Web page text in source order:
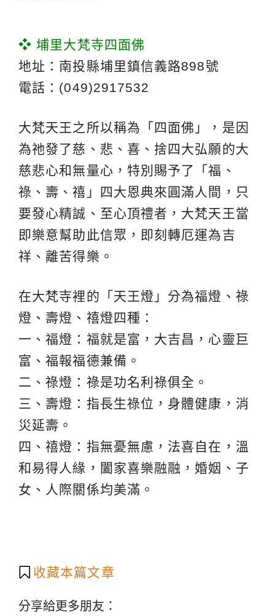
❖ 埔里大梵寺四面佛
地址：南投縣埔里鎮信義路898號
電話：(049)2917532
大梵天王之所以稱為「四面佛」，是因
為祂發了慈、悲、喜、捨四大弘願的大
慈悲心和無量心，特別賜予了「福、
祿、壽、禧」四大恩典來圓滿人間，只
要發心精誠、至心頂禮者，大梵天王當
即樂意幫助此信眾，即刻轉厄運為吉
祥、離苦得樂。
在大梵寺裡的「天王燈」分為福燈、祿
燈、壽燈、禧燈四種：
一、福燈：福就是富，大吉昌，心靈巨
富、福報福德兼備。
二、祿燈：祿是功名利祿俱全。
三、壽燈：指長生祿位，身體健康，消
災延壽。
四、禧燈：指無憂無慮，法喜自在，溫
和易得人緣，闔家喜樂融融，婚姻、子
女、人際關係均美滿。
收藏本篇文章
分享給更多朋友：